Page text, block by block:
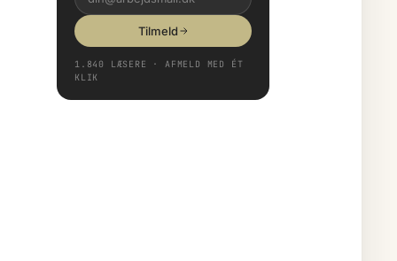
Tilmeld
1.840 LÆSERE · AFMELD MED ÉT
KLIK